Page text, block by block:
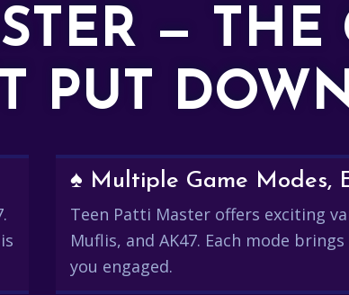
— THE
PUT
♠️ Multiple Game Modes,
Teen Patti Master offers exciting
Muflis, and AK47. Each mode
you engaged.